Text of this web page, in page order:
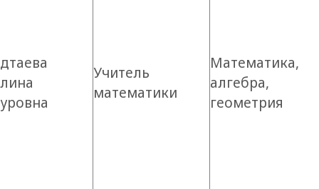
Учитель
математики
Математика,
алгебра,
геометрия